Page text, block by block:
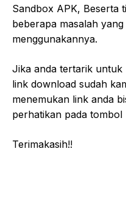
Sandbox APK, Beserta
beberapa masalah
menggunakannya.
Jika anda tertarik untuk
link download sudah
menemukan link anda
perhatikan pada tombol
Terimakasih!!